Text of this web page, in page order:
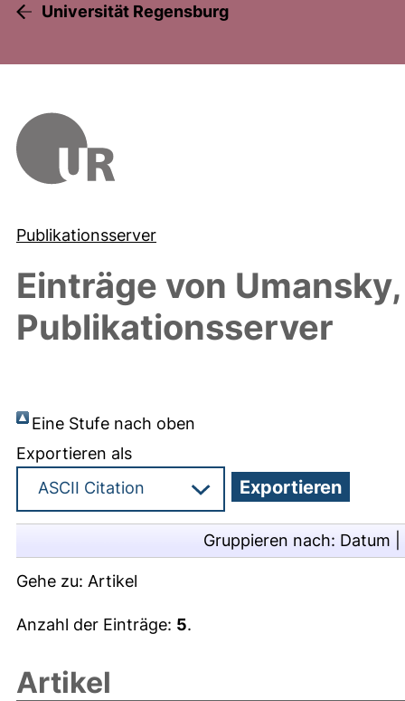
Universität Regensburg
Publikationsserver
Einträge von
Publikationsserver
Eine Stufe nach oben
Exportieren als
Gruppieren nach: Datum
Gehe zu: Artikel
Anzahl der Einträge: 5.
Artikel